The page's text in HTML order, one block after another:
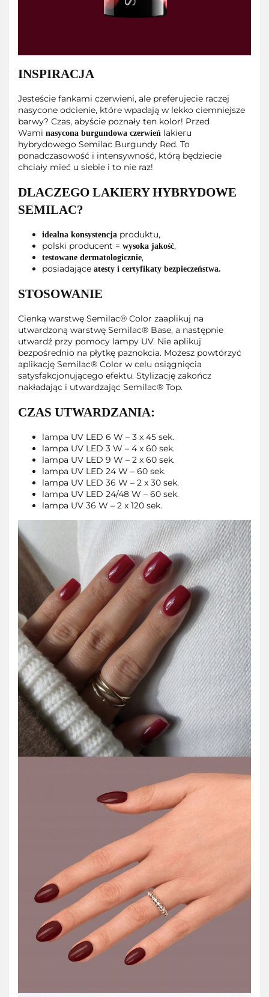
INSPIRACJA
Jesteście fankami czerwieni, ale preferujecie raczej
nasycone odcienie, które wpadają w lekko ciemniejsze
barwy? Czas, abyście poznały ten kolor! Przed
Wami nasycona burgundowa czerwień lakieru
hybrydowego Semilac Burgundy Red. To
ponadczasowość i intensywność, którą będziecie
chciały mieć u siebie i to nie raz!
DLACZEGO LAKIERY HYBRYDOWE
SEMILAC?
idealna konsystencja produktu,
polski producent = wysoka jakość,
testowane dermatologicznie,
posiadające atesty i certyfikaty bezpieczeństwa.
STOSOWANIE
Cienką warstwę Semilac® Color zaaplikuj na
utwardzoną warstwę Semilac® Base, a następnie
utwardź przy pomocy lampy UV. Nie aplikuj
bezpośrednio na płytkę paznokcia. Możesz powtórzyć
aplikację Semilac® Color w celu osiągnięcia
satysfakcjonującego efektu. Stylizację zakończ
nakładając i utwardzając Semilac® Top.
CZAS UTWARDZANIA:
lampa UV LED 6 W – 3 x 45 sek.
lampa UV LED 3 W – 4 x 60 sek.
lampa UV LED 9 W – 2 x 60 sek.
lampa UV LED 24 W – 60 sek.
lampa UV LED 36 W – 2 x 30 sek.
lampa UV LED 24/48 W – 60 sek.
lampa UV 36 W – 2 x 120 sek.